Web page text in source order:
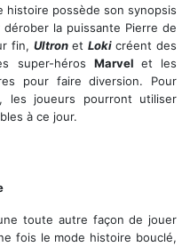
possède son synopsis
dérober la puissante Pierre de
fin, Ultron et Loki créent des
super-héros Marvel et les
pour faire diversion. Pour
les joueurs pourront utiliser
à ce jour.
toute autre façon de jouer
fois le mode histoire bouclé,